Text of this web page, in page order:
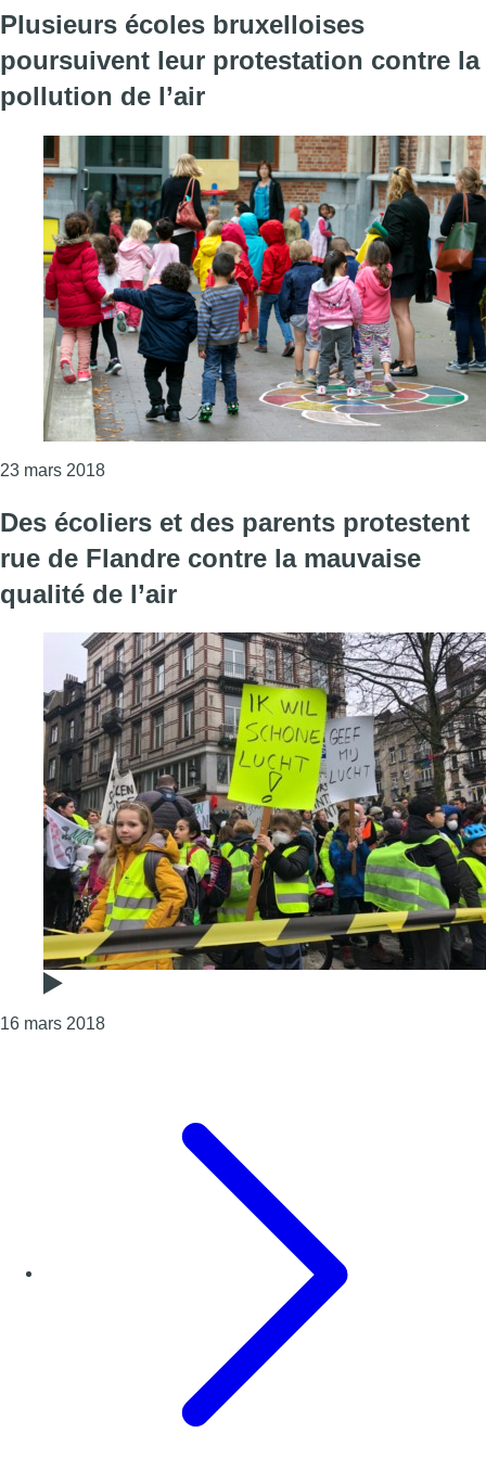
Plusieurs écoles bruxelloises
poursuivent leur protestation contre la
pollution de l’air
23 mars 2018Consulter l'article "Plusieurs écoles bruxelloises
Des écoliers et des parents protestent
rue de Flandre contre la mauvaise
qualité de l’air
16 mars 2018Consulter l'article "Des écoliers et des parents